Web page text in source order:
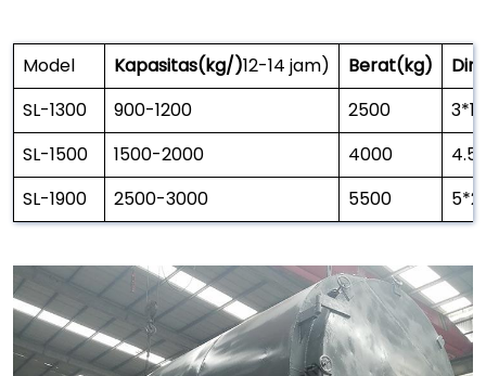
Model Kapasitas(kg/)12-14 jam) Berat(kg)
SL-1300
900-1200 2500
SL-1500
1500-2000 4000
SL-1900
2500-3000 5500